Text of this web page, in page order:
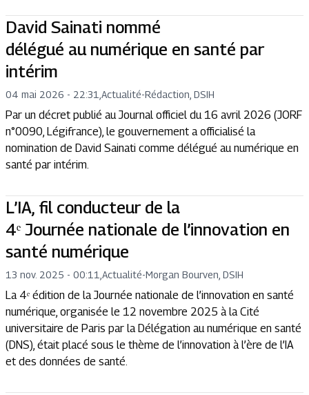
David Sainati nommé
délégué au numérique en santé par
intérim
04 mai 2026 - 22:31,Actualité-Rédaction, DSIH
Par un décret publié au Journal officiel du 16 avril 2026 (JORF
n°0090, Légifrance), le gouvernement a officialisé la
nomination de David Sainati comme délégué au numérique en
santé par intérim.
L’IA, fil conducteur de la
4ᵉ Journée nationale de l’innovation en
santé numérique
13 nov. 2025 - 00:11,Actualité-Morgan Bourven, DSIH
La 4ᵉ édition de la Journée nationale de l’innovation en santé
numérique, organisée le 12 novembre 2025 à la Cité
universitaire de Paris par la Délégation au numérique en santé
(DNS), était placé sous le thème de l’innovation à l’ère de l’IA
et des données de santé.